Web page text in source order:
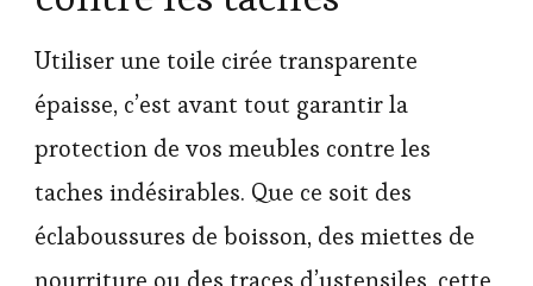
Utiliser une toile cirée transparente
épaisse, c’est avant tout garantir la
protection de vos meubles contre les
taches indésirables. Que ce soit des
éclaboussures de boisson, des miettes de